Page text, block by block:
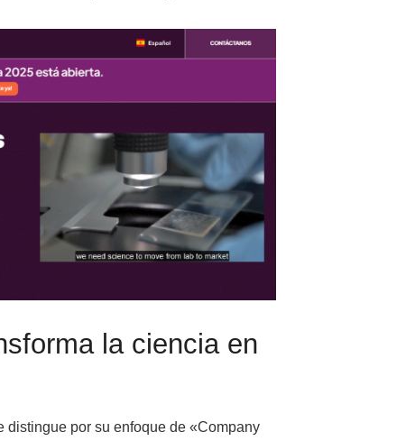
la ciencia en
distingue por su enfoque de «Company